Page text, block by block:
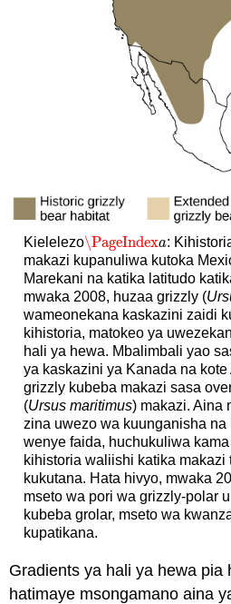
Kielelezo\PageIndexa
\PageIndexa:
makazi kupanuliwa kutoka
Marekani na katika latitudo
mwaka 2008, huzaa grizzly (
wameonekana kaskazini zaidi
kihistoria, matokeo ya
hali ya hewa. Mbalimbali yao
ya kaskazini ya Kanada na
grizzly kubeba makazi sasa
(Ursus maritimus) makazi. Aina
zina uwezo wa kuunganisha
wenye faida, huchukuliwa
kihistoria waliishi katika makazi
kukutana. Hata hivyo, mwaka
mseto wa pori wa grizzly-polar
kubeba grolar, mseto wa
kupatikana.
Gradients ya hali ya hewa pia
hatimaye msongamano aina